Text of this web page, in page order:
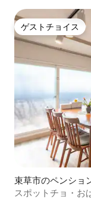
ゲストチョイス
ゲストチョイス
束草市のペンショ
スポットチョ・お